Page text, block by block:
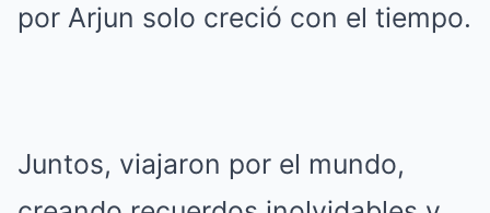
por Arjun solo creció con el tiempo.
Juntos, viajaron por el mundo,